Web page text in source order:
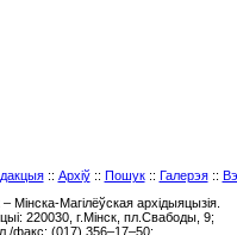
:: Архіў:: Пошук:: Галерэя::
Мінска-Магілёўская архідыяцызія.
220030, г.Мінск, пл.Свабоды, 9;
факс: (017) 356–17–50;